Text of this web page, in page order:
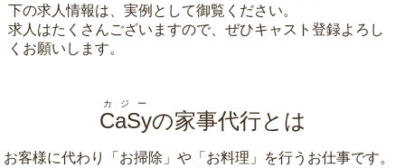
下の求人情報は、実例として御覧ください。
求人はたくさんございますので、ぜひキャスト登録よろし
くお願いします。
CaSy
カジー
の家事代行とは
お客様に代わり「 お掃除 」や「 お料理 」を行うお仕事です。